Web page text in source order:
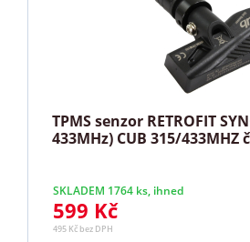
TPMS senzor RETROFIT
433MHz) CUB 315/433MHZ
SKLADEM 1764 ks, ihned
599 Kč
495 Kč bez DPH